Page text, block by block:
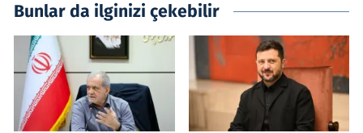
Bunlar da ilginizi çekebilir